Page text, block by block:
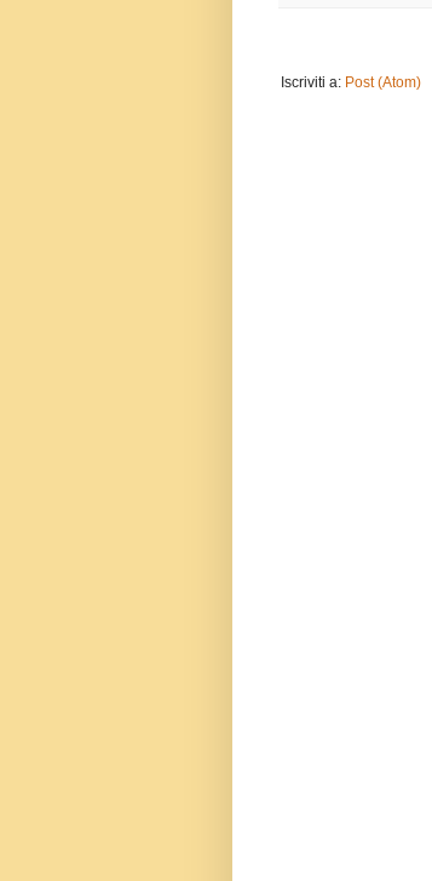
Iscriviti a: Post (Atom)